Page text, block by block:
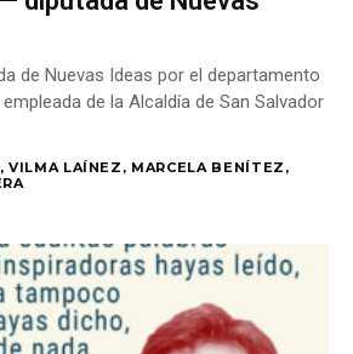
de Nuevas Ideas por el departamento
de la Alcaldía de San Salvador
VILMA LAÍNEZ, MARCELA BENÍTEZ,